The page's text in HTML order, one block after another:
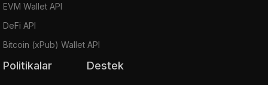
EVM Wallet API
DeFi API
Bitcoin (xPub) Wallet API
Politikalar Destek